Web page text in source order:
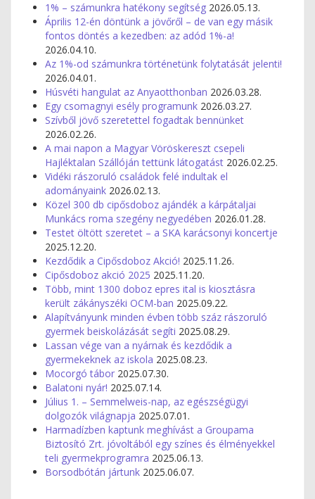
1% – számunkra hatékony segítség 2026.05.13.
Április 12-én döntünk a jövőről – de van egy másik
fontos döntés a kezedben: az adód 1%-a!
2026.04.10.
Az 1%-od számunkra történetünk folytatását jelenti!
2026.04.01.
Húsvéti hangulat az Anyaotthonban 2026.03.28.
Egy csomagnyi esély programunk 2026.03.27.
Szívből jövő szeretettel fogadtak bennünket
2026.02.26.
A mai napon a Magyar Vöröskereszt csepeli
Hajléktalan Szállóján tettünk látogatást 2026.02.25.
Vidéki rászoruló családok felé indultak el
adományaink 2026.02.13.
Közel 300 db cipősdoboz ajándék a kárpátaljai
Munkács roma szegény negyedében 2026.01.28.
Testet öltött szeretet – a SKA karácsonyi koncertje
2025.12.20.
Kezdődik a Cipősdoboz Akció! 2025.11.26.
Cipősdoboz akció 2025 2025.11.20.
Több, mint 1300 doboz epres ital is kiosztásra
került zákányszéki OCM-ban 2025.09.22.
Alapítványunk minden évben több száz rászoruló
gyermek beiskolázását segíti 2025.08.29.
Lassan vége van a nyárnak és kezdődik a
gyermekeknek az iskola 2025.08.23.
Mocorgó tábor 2025.07.30.
Balatoni nyár! 2025.07.14.
Július 1. – Semmelweis-nap, az egészségügyi
dolgozók világnapja 2025.07.01.
Harmadízben kaptunk meghívást a Groupama
Biztosító Zrt. jóvoltából egy színes és élményekkel
teli gyermekprogramra 2025.06.13.
Borsodbótán jártunk 2025.06.07.